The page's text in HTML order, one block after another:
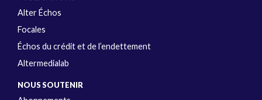
Alter Échos
Focales
Échos du crédit et de l’endettement
Altermedialab
NOUS SOUTENIR